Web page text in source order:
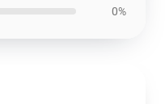
0%